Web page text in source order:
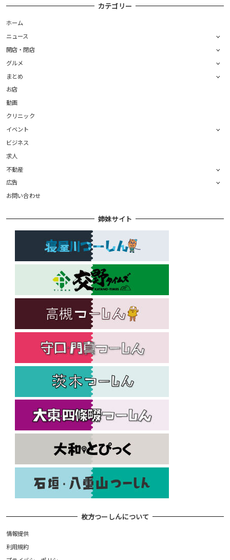
カテゴリー
ホーム
ニュース
開店・閉店
グルメ
まとめ
お店
動画
クリニック
イベント
ビジネス
求人
不動産
広告
お問い合わせ
姉妹サイト
枚方つーしんについて
情報提供
利用規約